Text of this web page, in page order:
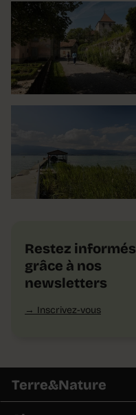
Restez informés
grâce à nos
newsletters
Inscrivez-vous
Terre&Nature